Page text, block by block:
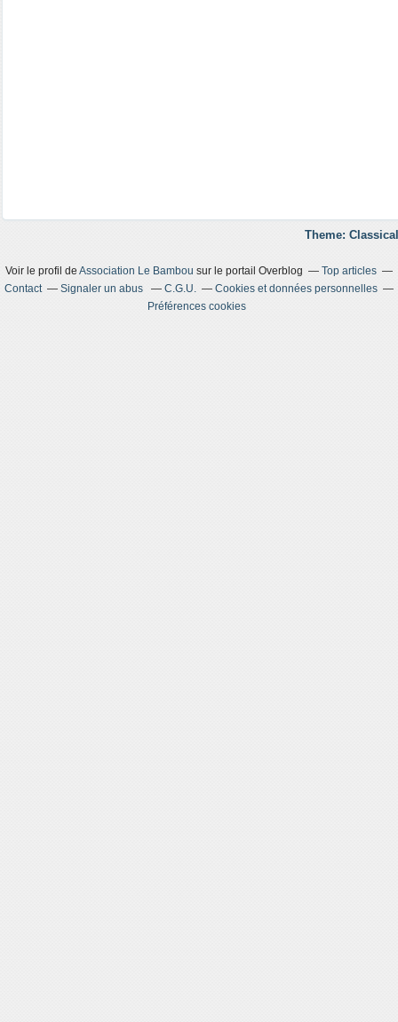
Theme:
Voir le profil de Association Le Bambou sur le portail Overblog
Top articles
Contact
Signaler un abus C.G.U.
Cookies et données personnelles
Préférences cookies